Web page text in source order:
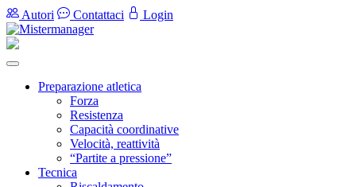
Autori Contattaci Login
Preparazione atletica
Forza
Resistenza
Capacità coordinative
Velocità, reattività
“Partite a pressione”
Tecnica